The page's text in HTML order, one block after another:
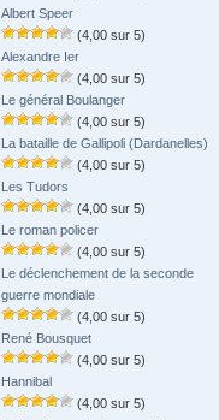
Albert Speer
(4,00 sur 5)
Alexandre Ier
(4,00 sur 5)
Le général Boulanger
(4,00 sur 5)
La bataille de Gallipoli (Dardanelles)
(4,00 sur 5)
Les Tudors
(4,00 sur 5)
Le roman policer
(4,00 sur 5)
Le déclenchement de la seconde
guerre mondiale
(4,00 sur 5)
René Bousquet
(4,00 sur 5)
Hannibal
(4,00 sur 5)